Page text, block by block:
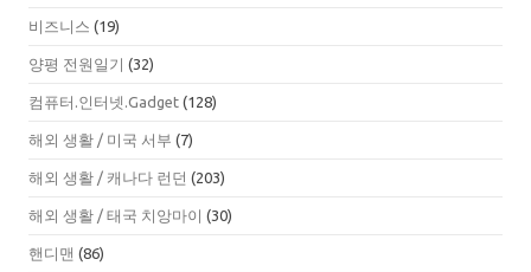
비즈니스 (19)
양평 전원일기 (32)
컴퓨터.인터넷.Gadget (128)
해외 생활 / 미국 서부 (7)
해외 생활 / 캐나다 런던 (203)
해외 생활 / 태국 치앙마이 (30)
핸디맨 (86)